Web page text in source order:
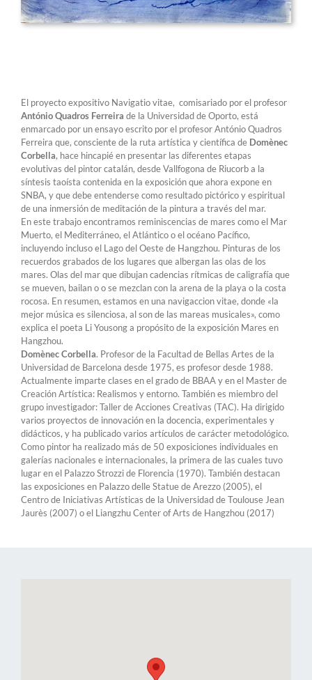
El proyecto expositivo Navigatio vitae, comisariado por el profesor
António Quadros Ferreira de la Universidad de Oporto, está
enmarcado por un ensayo escrito por el profesor António Quadros
Ferreira que, consciente de la ruta artística y científica de Domènec
Corbella, hace hincapié en presentar las diferentes etapas
evolutivas del pintor catalán, desde Vallfogona de Riucorb a la
síntesis taoísta contenida en la exposición que ahora expone en
SNBA, y que debe entenderse como resultado pictórico y espiritual
de una inmersión de meditación de la pintura a través del mar.
En este trabajo encontramos reminiscencias de mares como el Mar
Muerto, el Mediterráneo, el Atlántico o el océano Pacífico,
incluyendo incluso el Lago del Oeste de Hangzhou. Pinturas de los
recuerdos grabados de los lugares que albergan las olas de los
mares. Olas del mar que dibujan cadencias rítmicas de caligrafía que
se mueven, bailan o o se mezclan con la arena de la playa o la costa
rocosa. En resumen, estamos en una navigaccion vitae, donde «la
mejor música es silenciosa, al son de las mareas musicales», como
explica el poeta Li Yousong a propósito de la exposición Mares en
Hangzhou.
Domènec Corbella. Profesor de la Facultad de Bellas Artes de la
Universidad de Barcelona desde 1975, es profesor desde 1988.
Actualmente imparte clases en el grado de BBAA y en el Master de
Creación Artística: Realismos y entorno. También es miembro del
grupo investigador: Taller de Acciones Creativas (TAC). Ha dirigido
varios proyectos de innovación en la docencia, experimentales y
didácticos, y ha publicado varios artículos de carácter metodológico.
Como pintor ha realizado más de 50 exposiciones individuales en
galerías nacionales e internacionales, la primera de las cuales tuvo
lugar en el Palazzo Strozzi de Florencia (1970). También destacan
las exposiciones en Palazzo delle Statue de Arezzo (2005), el
Centro de Iniciativas Artísticas de la Universidad de Toulouse Jean
Jaurès (2007) o el Liangzhu Center of Arts de Hangzhou (2017)